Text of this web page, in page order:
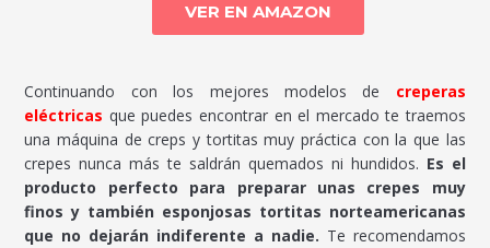
VER EN AMAZON
Continuando con los mejores modelos de creperas
eléctricas que puedes encontrar en el mercado te traemos
una máquina de creps y tortitas muy práctica con la que las
crepes nunca más te saldrán quemados ni hundidos. Es el
producto perfecto para preparar unas crepes muy
finos y también esponjosas tortitas norteamericanas
que no dejarán indiferente a nadie. Te recomendamos